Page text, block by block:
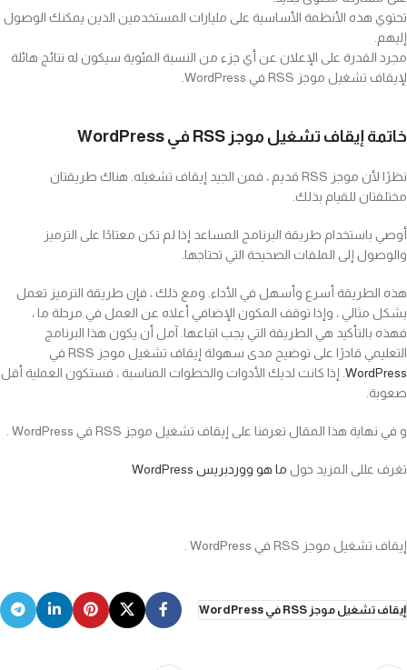
تحتوي هذه الأنظمة الأساسية على مليارات المستخدمين الذين يمكنك الوصول
إليهم.
مجرد القدرة على الإعلان عن أي جزء من النسبة المئوية سيكون له نتائج هائلة
لإيقاف تشغيل موجز RSS في WordPress.
خاتمة إيقاف تشغيل موجز RSS في WordPress
نظرًا لأن موجز RSS قديم ، فمن الجيد إيقاف تشغيله. هناك طريقتان
مختلفتان للقيام بذلك.
أوصي باستخدام طريقة البرنامج المساعد إذا لم تكن معتادًا على الترميز
والوصول إلى الملفات الصحيحة التي تحتاجها.
هذه الطريقة أسرع وأسهل في الأداء. ومع ذلك ، فإن طريقة الترميز تعمل
بشكل مثالي ، وإذا توقف المكون الإضافي أعلاه عن العمل في مرحلة ما ،
فهذه بالتأكيد هي الطريقة التي يجب اتباعها. آمل أن يكون هذا البرنامج
التعليمي قادرًا على توضيح مدى سهولة إيقاف تشغيل موجز RSS في
WordPress. إذا كانت لديك الأدوات والخطوات المناسبة ، فستكون العملية أقل
صعوبة.
و في نهاية هذا المقال تعرفنا على إيقاف تشغيل موجز RSS في WordPress .
تغرف عللى المزيد حول ما هو ووردبريس WordPress
إيقاف تشغيل موجز RSS في WordPress .
إيقاف تشغيل موجز RSS في WordPress